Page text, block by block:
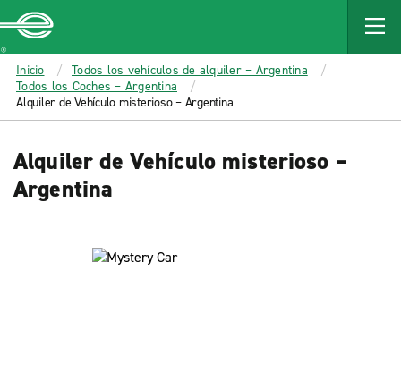
MAIN
CONTENT
Enterprise
Inicio
Todos los vehículos de alquiler – Argentina
Todos los Coches – Argentina
Alquiler de Vehículo misterioso – Argentina
Alquiler de Vehículo misterioso –
Argentina